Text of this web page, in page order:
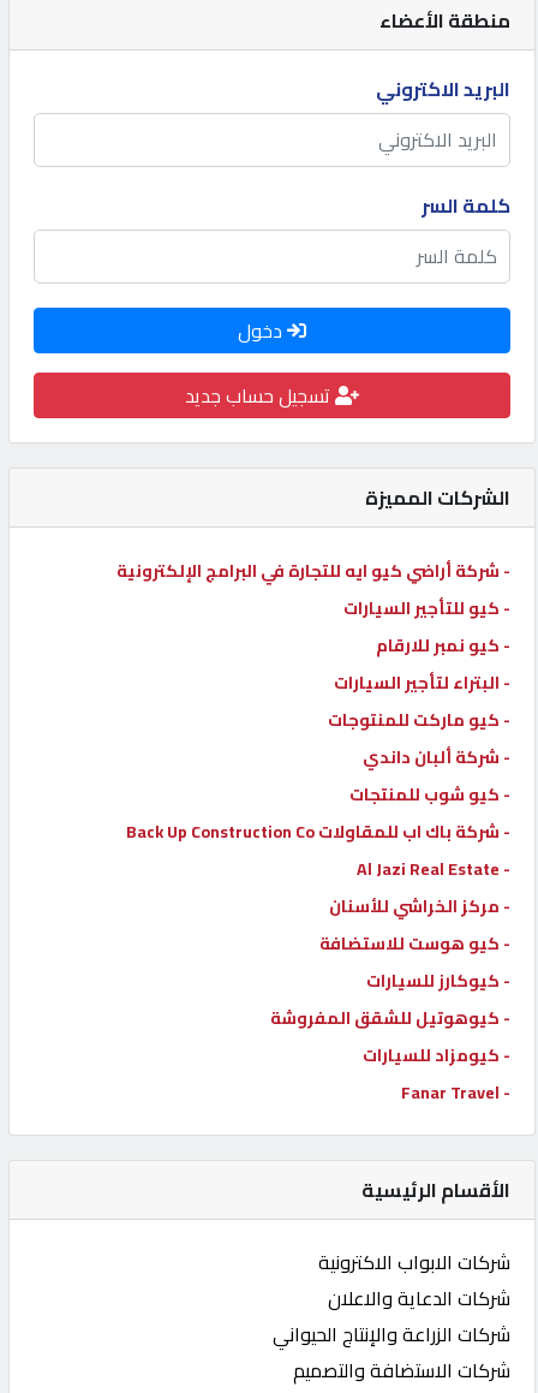
المنتدى
كيو
مزاد
كيو
نمبر
كيو
كارز
كيو
ماركت
الدليل
القطري
POWERED
QHOST
منطقة الأعضاء
البريد الاكتروني
كلمة السر
دخول
تسجيل حساب جديد
الشركات المميزة
- شركة أراضي كيو ايه للتجارة في البرامج الإلكترونية
- كيو للتأجير السيارات
- كيو نمبر للارقام
- البتراء لتأجير السيارات
- كيو ماركت للمنتوجات
- شركة ألبان داندي
- كيو شوب للمنتجات
- شركة باك اب للمقاولات Back Up Construction Co
- Al Jazi Real Estate
- مركز الخراشي للأسنان
- كيو هوست للاستضافة
- كيوكارز للسيارات
- كيوهوتيل للشقق المفروشة
- كيومزاد للسيارات
- Fanar Travel
الأقسام الرئيسية
شركات الابواب الاكترونية
شركات الدعاية والاعلان
شركات الزراعة والإنتاج الحيواني
شركات الاستضافة والتصميم